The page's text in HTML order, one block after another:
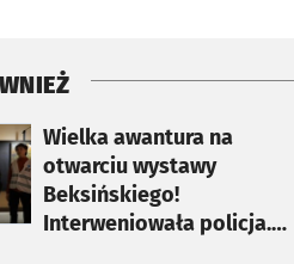
Wielka awantura na
otwarciu wystawy
Beksińskiego!
Interweniowała policja.
nowej karcie